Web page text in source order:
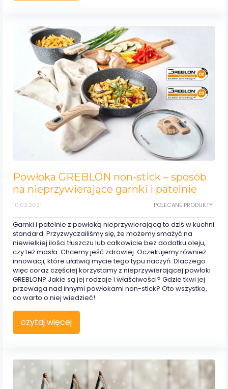
Powłoka GREBLON non-stick – sposób
na nieprzywierające garnki i patelnie
POLECANE PRODUKTY
10.02.2021
Garnki i patelnie z powłoką nieprzywierającą to dziś w kuchni
standard. Przyzwyczailiśmy się, że możemy smażyć na
niewielkiej ilości tłuszczu lub całkowicie bez dodatku oleju,
czy też masła. Chcemy jeść zdrowiej. Oczekujemy również
innowacji, które ułatwią mycie tego typu naczyń. Dlaczego
więc coraz częściej korzystamy z nieprzywierającej powłoki
GREBLON? Jakie są jej rodzaje i właściwości? Gdzie tkwi jej
przewaga nad innymi powłokami non-stick? Oto wszystko,
co warto o niej wiedzieć!
czytaj więcej